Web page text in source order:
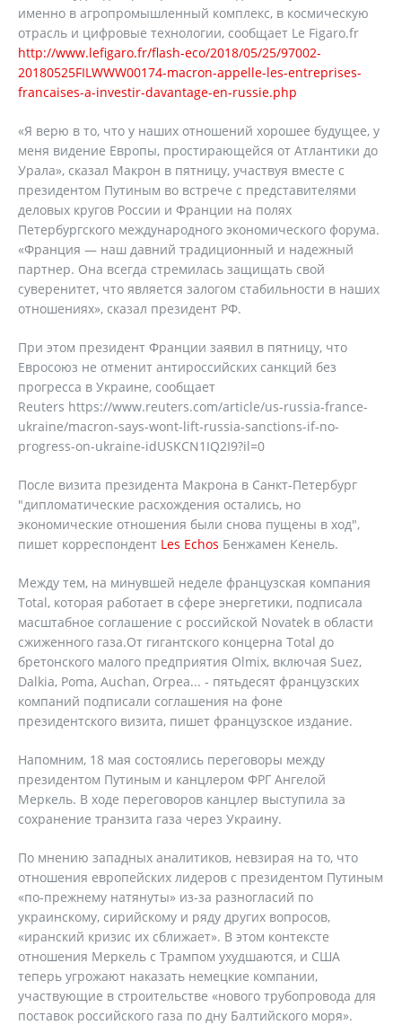
именно в агропромышленный комплекс, в космическую
отрасль и цифровые технологии, сообщает Le Figaro.fr
http://www.lefigaro.fr/flash-eco/2018/05/25/97002-
20180525FILWWW00174-macron-appelle-les-entreprises-
francaises-a-investir-davantage-en-russie.php
«Я верю в то, что у наших отношений хорошее будущее, у
меня видение Европы, простирающейся от Атлантики до
Урала», сказал Макрон в пятницу, участвуя вместе с
президентом Путиным во встрече с представителями
деловых кругов России и Франции на полях
Петербургского международного экономического форума.
«Франция — наш давний традиционный и надежный
партнер. Она всегда стремилась защищать свой
суверенитет, что является залогом стабильности в наших
отношениях», сказал президент РФ.
При этом президент Франции заявил в пятницу, что
Евросоюз не отменит антироссийских санкций без
прогресса в Украине, сообщает
Reuters https://www.reuters.com/article/us-russia-france-
ukraine/macron-says-wont-lift-russia-sanctions-if-no-
progress-on-ukraine-idUSKCN1IQ2I9?il=0
После визита президента Макрона в Санкт-Петербург
"дипломатические расхождения остались, но
экономические отношения были снова пущены в ход",
пишет корреспондент Les Echos Бенжамен Кенель.
Между тем, на минувшей неделе французская компания
Total, которая работает в сфере энергетики, подписала
масштабное соглашение с российской Novatek в области
сжиженного газа.От гигантского концерна Total до
бретонского малого предприятия Olmix, включая Suez,
Dalkia, Poma, Auchan, Orpea... - пятьдесят французских
компаний подписали соглашения на фоне
президентского визита, пишет французское издание.
Напомним, 18 мая состоялись переговоры между
президентом Путиным и канцлером ФРГ Ангелой
Меркель. В ходе переговоров канцлер выступила за
сохранение транзита газа через Украину.
По мнению западных аналитиков, невзирая на то, что
отношения европейских лидеров с президентом Путиным
«по-прежнему натянуты» из-за разногласий по
украинскому, сирийскому и ряду других вопросов,
«иранский кризис их сближает». В этом контексте
отношения Меркель с Трампом ухудшаются, и США
теперь угрожают наказать немецкие компании,
участвующие в строительстве «нового трубопровода для
поставок российского газа по дну Балтийского моря».